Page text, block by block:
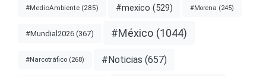
#MedioAmbiente (285) #mexico (529) #Morena (245)
#Mundial2026 (367) #México (1044)
#Narcotráfico (268) #Noticias (657)